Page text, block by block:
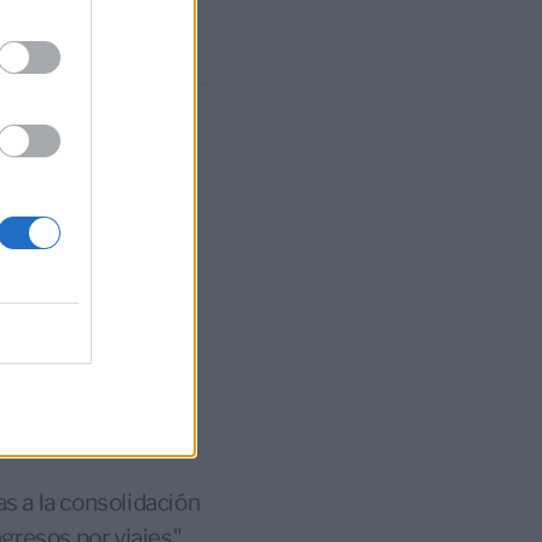
turísticos, que
de
de 199,2
de euros) en
en el
los récords,
millones de DH
a la consolidación